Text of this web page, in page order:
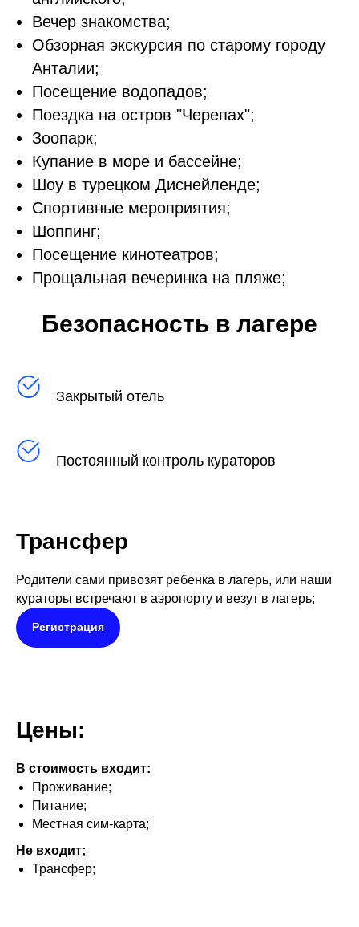
Вечер знакомства;
Обзорная экскурсия по старому городу
Анталии;
Посещение водопадов;
Поездка на остров "Черепах";
Зоопарк;
Купание в море и бассейне;
Шоу в турецком Диснейленде;
Спортивные мероприятия;
Шоппинг;
Посещение кинотеатров;
Прощальная вечеринка на пляже;
Безопасность в лагере
Закрытый отель
Постоянный контроль кураторов
Трансфер
Родители сами привозят ребенка в лагерь, или наши
кураторы встречают в аэропорту и везут в лагерь;
Регистрация
Цены:
В стоимость входит:
Проживание;
Питание;
Местная сим-карта;
Не входит;
Трансфер;